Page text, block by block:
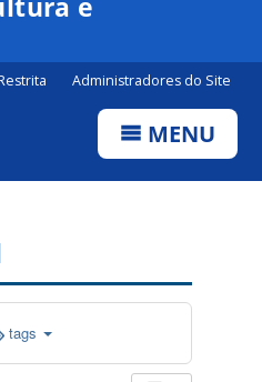
e
Administradores do Site
MENU
tags